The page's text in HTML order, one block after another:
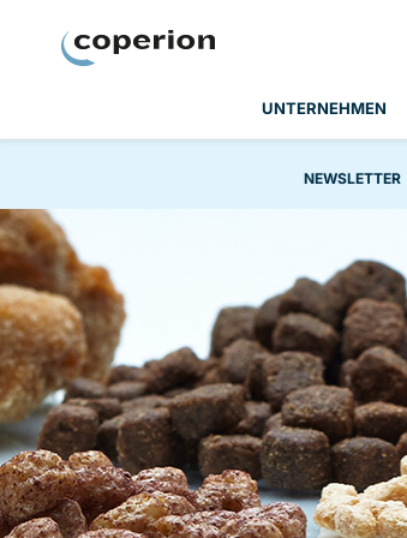
UNTERNEHMEN
NEWSLETTER